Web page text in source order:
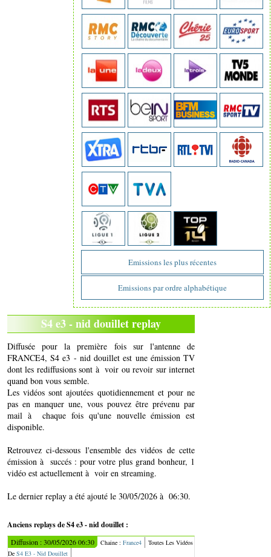
Emissions les plus récentes
Emissions par ordre alphabétique
S4 e3 - nid douillet replay
Diffusée pour la première fois sur l'antenne de
FRANCE4, S4 e3 - nid douillet est une émission TV
dont les rediffusions sont à voir ou revoir sur internet
quand bon vous semble.
Les vidéos sont ajoutées quotidiennement et pour ne
pas en manquer une, vous pouvez être prévenu par
mail à chaque fois qu'une nouvelle émission est
disponible.
Retrouvez ci-dessous l'ensemble des vidéos de cette
émission à succés : pour votre plus grand bonheur, 1
vidéo est actuellement à voir en streaming.
Le dernier replay a été ajouté le 30/05/2026 à 06:30.
Anciens replays de S4 e3 - nid douillet :
Diffusion : 30/05/2026 06:30 Chaine : France4
Toutes Les Vidéos
De S4 E3 - Nid Douillet